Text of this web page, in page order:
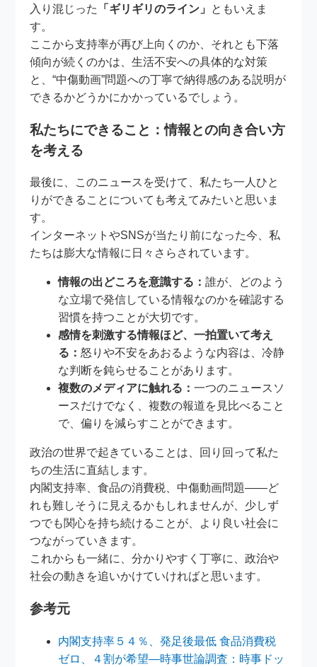
入り混じった
「ギリギリのライン」 ともいえま
す。
ここから支持率が再び上向くのか、それとも下落
傾向が続くのかは、生活不安への具体的な対策
と、“中傷動画”問題への丁寧で納得感のある説明が
できるかどうかにかかっているでしょう。
私たちにできること：情報との向き合い方
を考える
最後に、このニュースを受けて、私たち一人ひと
りができることについても考えてみたいと思いま
す。
インターネットやSNSが当たり前になった今、私
たちは膨大な情報に日々さらされています。
情報の出どころを意識する：誰が、どのよう
な立場で発信している情報なのかを確認する
習慣を持つことが大切です。
感情を刺激する情報ほど、一拍置いて考え
る：怒りや不安をあおるような内容は、冷静
な判断を鈍らせることがあります。
複数のメディアに触れる：一つのニュースソ
ースだけでなく、複数の報道を見比べること
で、偏りを減らすことができます。
政治の世界で起きていることは、回り回って私た
ちの生活に直結します。
内閣支持率、食品の消費税、中傷動画問題——ど
れも難しそうに見えるかもしれませんが、少しず
つでも関心を持ち続けることが、より良い社会に
つながっていきます。
これからも一緒に、分かりやすく丁寧に、政治や
社会の動きを追いかけていければと思います。
参考元
内閣支持率５４％、発足後最低 食品消費税
ゼロ、４割が希望―時事世論調査：時事ドッ